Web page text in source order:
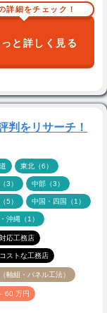
詳細をチェック！
っと詳しく見る
判をリサーチ！
東北（6）
3） 中部（3）
5） 中国・四国（1）
沖縄（1）
応工務店
ストな工務店
軸組・パネル工法）
60 万円